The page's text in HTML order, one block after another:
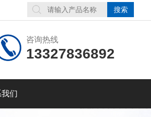
咨询热线
13327836892
们